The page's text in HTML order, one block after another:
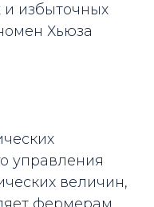
и избыточных
Хьюза
управления
величин,